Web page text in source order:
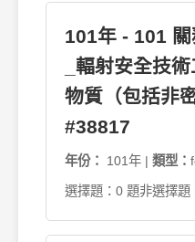
101年 - 101
_輻射安全技
物質（包括非
#38817
年份： 101年 | 類型：
選擇題：0 題非選擇題